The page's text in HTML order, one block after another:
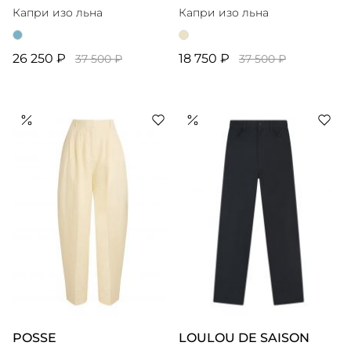
Капри изо льна
26 250 ₽ 37 500 ₽
Капри изо льна
18 750 ₽ 37 500 ₽
POSSE LOULOU DE SAISON